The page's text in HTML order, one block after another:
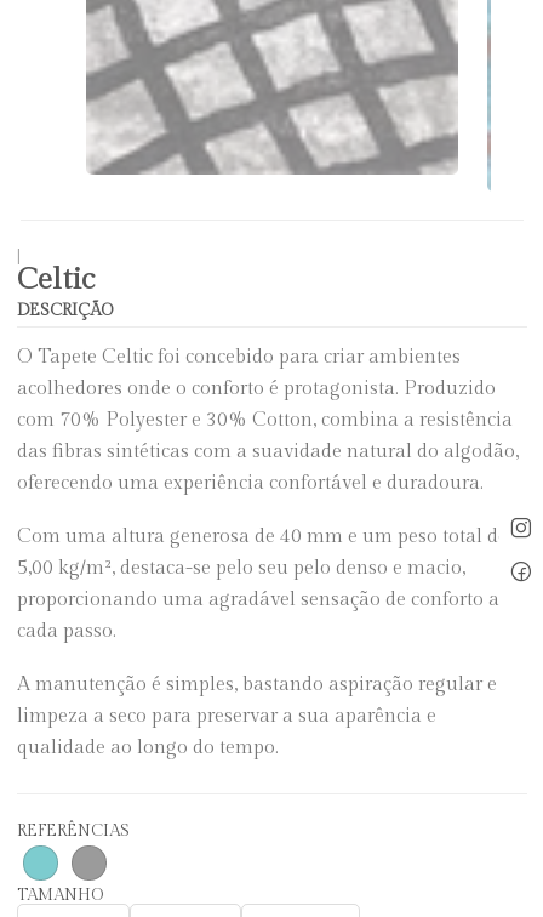
Celtic
DESCRIÇÃO
O Tapete Celtic foi concebido para criar ambientes
acolhedores onde o conforto é protagonista. Produzido
com 70% Polyester e 30% Cotton, combina a resistência
das fibras sintéticas com a suavidade natural do algodão,
oferecendo uma experiência confortável e duradoura.
Com uma altura generosa de 40 mm e um peso total de
5,00 kg/m², destaca-se pelo seu pelo denso e macio,
proporcionando uma agradável sensação de conforto a
cada passo.
A manutenção é simples, bastando aspiração regular e
limpeza a seco para preservar a sua aparência e
qualidade ao longo do tempo.
REFERÊNCIAS
TAMANHO